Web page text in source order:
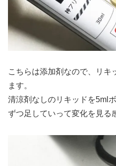
こちらは添加剤なので、リキ
ます。
清涼剤なしのリキッドを5ml
ずつ足していって変化を見る